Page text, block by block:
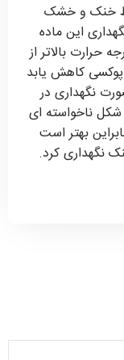
خنک و خشک
این ماده
درجه حرارت بالاتر از
کاهش یابد
نگهداری در
ناخواسته ای
بهتر است
نگهداری کرد.